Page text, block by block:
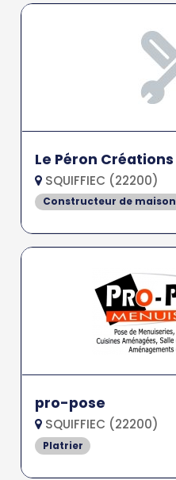
Le Péron Créations
SQUIFFIEC (22200)
Constructeur de maison
pro-pose
SQUIFFIEC (22200)
Platrier